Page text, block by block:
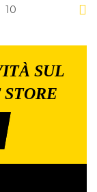
SUL